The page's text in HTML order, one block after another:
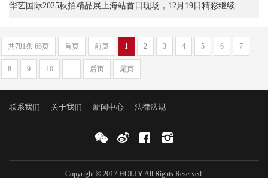
华艺国际2025秋拍精品展上海站首日现场，12月19日精彩继续
共781条 66页 首页 前页 1 2 3 4 5 6 7
8 9 10 后页 尾页
联系我们 关于我们 新闻中心 法律法规
Copyright © 2017 HOLLY All Rights Reserved